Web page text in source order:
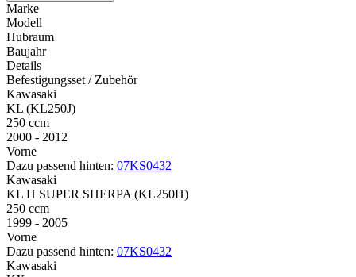
Marke
Modell
Hubraum
Baujahr
Details
Befestigungsset / Zubehör
Kawasaki
KL (KL250J)
250 ccm
2000 - 2012
Vorne
Dazu passend hinten: 07KS0432
Kawasaki
KL H SUPER SHERPA (KL250H)
250 ccm
1999 - 2005
Vorne
Dazu passend hinten: 07KS0432
Kawasaki